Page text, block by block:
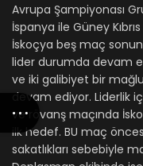
Avrupa Şampiyonası
İspanya ile Güney
İskoçya beş maç
lider durumda devam
ve iki galibiyet bir
devam ediyor. Liderlik
ve rövanş maçında
ilk hedef. BU maç
sakatlıkları sebebiyle